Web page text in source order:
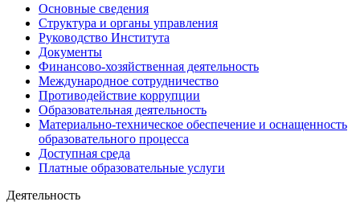
Основные сведения
Структура и органы управления
Руководство Института
Документы
Финансово-хозяйственная деятельность
Международное сотрудничество
Противодействие коррупции
Образовательная деятельность
Материально-техническое обеспечение и оснащенность
образовательного процесса
Доступная среда
Платные образовательные услуги
Деятельность